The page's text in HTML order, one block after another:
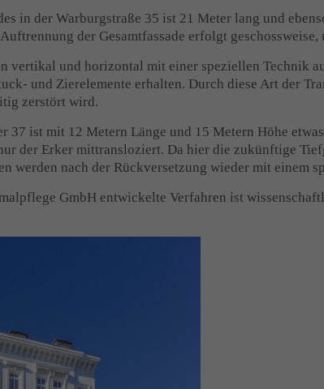
in der Warburgstraße 35 ist 21 Meter lang und
der Gesamtfassade erfolgt
vertikal und horizontal mit einer speziellen Technik
und Zierelemente erhalten. Durch diese Art der
zerstört wird.
37 ist mit 12 Metern Länge und 15 Metern Höhe
der Erker mittransloziert. Da hier die zukünftige
werden nach der Rückversetzung wieder mit einem
GmbH entwickelte Verfahren ist